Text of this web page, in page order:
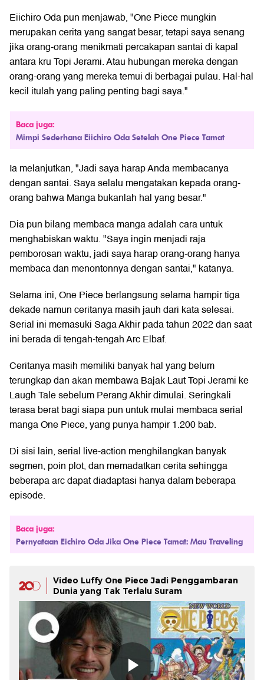
Eiichiro Oda pun menjawab, "One Piece mungkin
merupakan cerita yang sangat besar, tetapi saya senang
jika orang-orang menikmati percakapan santai di kapal
antara kru Topi Jerami. Atau hubungan mereka dengan
orang-orang yang mereka temui di berbagai pulau. Hal-hal
kecil itulah yang paling penting bagi saya."
Baca juga:
Mimpi Sederhana Eiichiro Oda Setelah One Piece Tamat
Ia melanjutkan, "Jadi saya harap Anda membacanya
dengan santai. Saya selalu mengatakan kepada orang-
orang bahwa Manga bukanlah hal yang besar."
Dia pun bilang membaca manga adalah cara untuk
menghabiskan waktu. "Saya ingin menjadi raja
pemborosan waktu, jadi saya harap orang-orang hanya
membaca dan menontonnya dengan santai," katanya.
Selama ini, One Piece berlangsung selama hampir tiga
dekade namun ceritanya masih jauh dari kata selesai.
Serial ini memasuki Saga Akhir pada tahun 2022 dan saat
ini berada di tengah-tengah Arc Elbaf.
Ceritanya masih memiliki banyak hal yang belum
terungkap dan akan membawa Bajak Laut Topi Jerami ke
Laugh Tale sebelum Perang Akhir dimulai. Seringkali
terasa berat bagi siapa pun untuk mulai membaca serial
manga One Piece, yang punya hampir 1.200 bab.
Di sisi lain, serial live-action menghilangkan banyak
segmen, poin plot, dan memadatkan cerita sehingga
beberapa arc dapat diadaptasi hanya dalam beberapa
episode.
Baca juga:
Pernyataan Eichiro Oda Jika One Piece Tamat: Mau Traveling
Video Luffy One Piece Jadi Penggambaran
Dunia yang Tak Terlalu Suram